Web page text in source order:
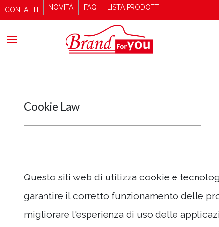
CONTATTI NOVITÀ FAQ LISTA PRODOTTI
Cookie Law
Questo siti web di utilizza cookie e
garantire il corretto funzionamento delle
migliorare l'esperienza di uso delle